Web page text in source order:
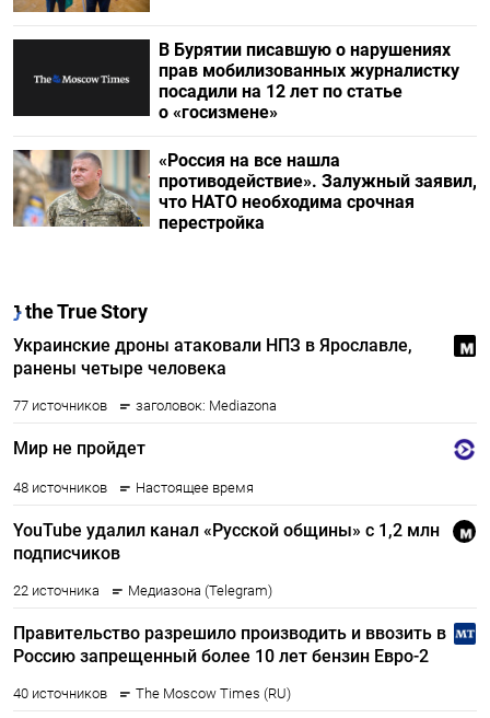
В Бурятии писавшую о нарушениях
прав мобилизованных журналистку
посадили на 12 лет по статье
о «госизмене»
«Россия на все нашла
противодействие». Залужный заявил,
что НАТО необходима срочная
перестройка